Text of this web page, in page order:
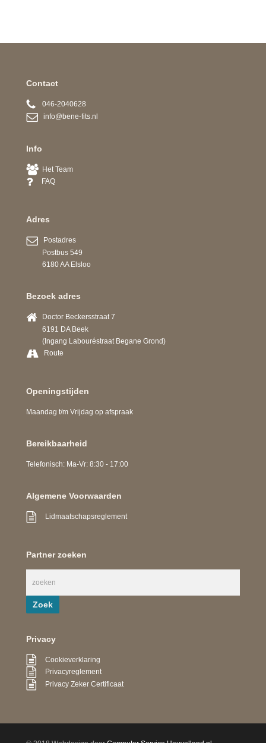
Contact
046-2040628
info@bene-fits.nl
Info
Het Team
FAQ
Adres
Postadres
Postbus 549
6180 AA Elsloo
Bezoek adres
Doctor Beckersstraat 7
6191 DA Beek
(Ingang Labouréstraat Begane Grond)
Route
Openingstijden
Maandag t/m Vrijdag op afspraak
Bereikbaarheid
Telefonisch: Ma-Vr: 8:30 - 17:00
Algemene Voorwaarden
Lidmaatschapsreglement
Partner zoeken
Privacy
Cookieverklaring
Privacyreglement
Privacy Zeker Certificaat